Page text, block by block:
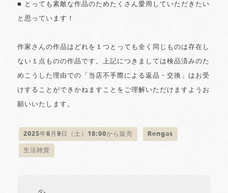
■ とっても素敵な作品のためたくさん愛用していただきたい
と思っています！
作家さんの作品はどれを１つとっても全く同じものは存在し
ない１点ものの作品です。上記につきましては検品済みのた
めこうした理由での「当店不手際による返品・交換」はお受
けすることができかねますことをご理解いただけますようお
願いいたします。
2025年8月9日（土）18:00から販売 Rengas
生活雑貨